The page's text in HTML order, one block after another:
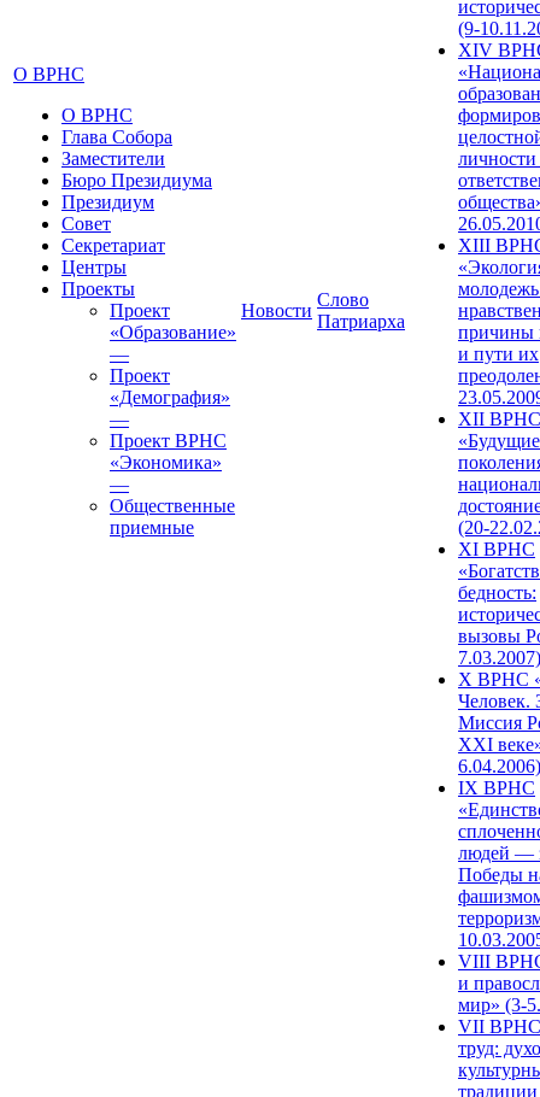
О ВРНС
О ВРНС
Глава Собора
Заместители
Бюро Президиума
Президиум
Совет
Секретариат
Центры
Проекты
Проект
«Образование»
—
Проект
«Демография»
—
Проект ВРНС
«Экономика»
—
Общественные
приемные
Новости
Слово
Патриарха
(9-
XIV
XIII
причины
и пути их
XII ВРНС
«Будущие
(20-
XI ВРНС
бедность:
вызовы
7.03.2007)
X ВРНС
Человек.
Миссия
XXI
6.04.2006)
IX ВРНС
людей —
Победы
VIII
и
мир» (3-
VII ВРНС
труд: